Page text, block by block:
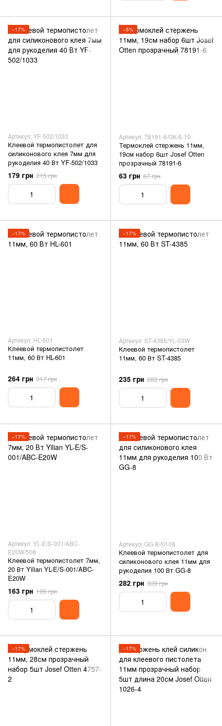
−17%
Артикул: YF-502/1033
Клеевой термопистолет для
силиконового клея 7мм для
рукоделия 40 Вт YF-502/1033
179 грн 215 грн
−5%
Артикул: 78191-6/GK-6-10
Термоклей стержень 11мм,
19см набор 6шт Josef Otten
прозрачный 78191-6
63 грн 67 грн
−17%
Артикул: HL-601
Клеевой термопистолет
11мм, 60 Вт HL-601
264 грн 317 грн
−17%
Артикул: ST-4385/YL-03W
Клеевой термопистолет
11мм, 60 Вт ST-4385
235 грн 282 грн
−17%
Артикул: YL-E/S-001/ABC-
E20W/508
Клеевой термопистолет 7мм,
20 Вт Yilian YL-E/S-001/ABC-
E20W
163 грн 196 грн
−17%
Артикул: GG-8//0108
Клеевой термопистолет для
силиконового клея 11мм для
рукоделия 100 Вт GG-8
282 грн 339 грн
−17% −17%